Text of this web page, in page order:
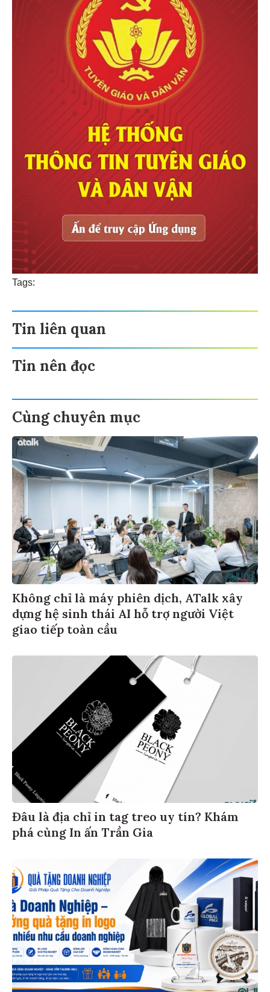
Tags:
Tin liên quan
Tin nên đọc
Cùng chuyên mục
Không chỉ là máy phiên dịch, ATalk xây
dựng hệ sinh thái AI hỗ trợ người Việt
giao tiếp toàn cầu
Đâu là địa chỉ in tag treo uy tín? Khám
phá cùng In ấn Trần Gia